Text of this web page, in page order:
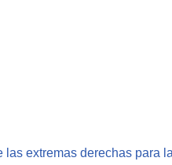
las extremas derechas para